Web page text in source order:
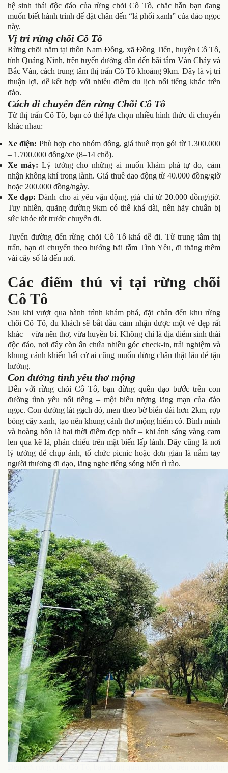
hệ sinh thái độc đáo của rừng chõi Cô Tô, chắc hẳn bạn đang
muốn biết hành trình để đặt chân đến “lá phổi xanh” của đảo ngọc
này.
Vị trí rừng chõi Cô Tô
Rừng chõi nằm tại thôn Nam Đồng, xã Đồng Tiến, huyện Cô Tô,
tỉnh Quảng Ninh, trên tuyến đường dẫn đến bãi tắm Vàn Chảy và
Bắc Vàn, cách trung tâm thị trấn Cô Tô khoảng 9km. Đây là vị trí
thuận lợi, dễ kết hợp với nhiều điểm du lịch nổi tiếng khác trên
đảo.
Cách di chuyển đến rừng Chõi Cô Tô
Từ thị trấn Cô Tô, bạn có thể lựa chọn nhiều hình thức di chuyển
khác nhau:
Xe điện: Phù hợp cho nhóm đông, giá thuê trọn gói từ 1.300.000
– 1.700.000 đồng/xe (8–14 chỗ).
Xe máy: Lý tưởng cho những ai muốn khám phá tự do, cảm
nhận không khí trong lành. Giá thuê dao động từ 40.000 đồng/giờ
hoặc 200.000 đồng/ngày.
Xe đạp: Dành cho ai yêu vận động, giá chỉ từ 20.000 đồng/giờ.
Tuy nhiên, quãng đường 9km có thể khá dài, nên hãy chuẩn bị
sức khỏe tốt trước chuyến đi.
Tuyến đường đến rừng chõi Cô Tô khá dễ đi. Từ trung tâm thị
trấn, bạn di chuyển theo hướng bãi tắm Tình Yêu, đi thẳng thêm
vài cây số là đến nơi.
Các điểm thú vị tại rừng chõi
Cô Tô
Sau khi vượt qua hành trình khám phá, đặt chân đến khu rừng
chõi Cô Tô, du khách sẽ bắt đầu cảm nhận được một vẻ đẹp rất
khác – vừa nên thơ, vừa huyền bí. Không chỉ là địa điểm sinh thái
độc đáo, nơi đây còn ẩn chứa nhiều góc check-in, trải nghiệm và
khung cảnh khiến bất cứ ai cũng muốn dừng chân thật lâu để tận
hưởng.
Con đường tình yêu thơ mộng
Đến với rừng chõi Cô Tô, bạn đừng quên dạo bước trên con
đường tình yêu nổi tiếng – một biểu tượng lãng mạn của đảo
ngọc. Con đường lát gạch đỏ, men theo bờ biển dài hơn 2km, rợp
bóng cây xanh, tạo nên khung cảnh thơ mộng hiếm có. Bình minh
và hoàng hôn là hai thời điểm đẹp nhất – khi ánh sáng vàng cam
len qua kẽ lá, phản chiếu trên mặt biển lấp lánh. Đây cũng là nơi
lý tưởng để chụp ảnh, tổ chức picnic hoặc đơn giản là nắm tay
người thương đi dạo, lắng nghe tiếng sóng biển rì rào.